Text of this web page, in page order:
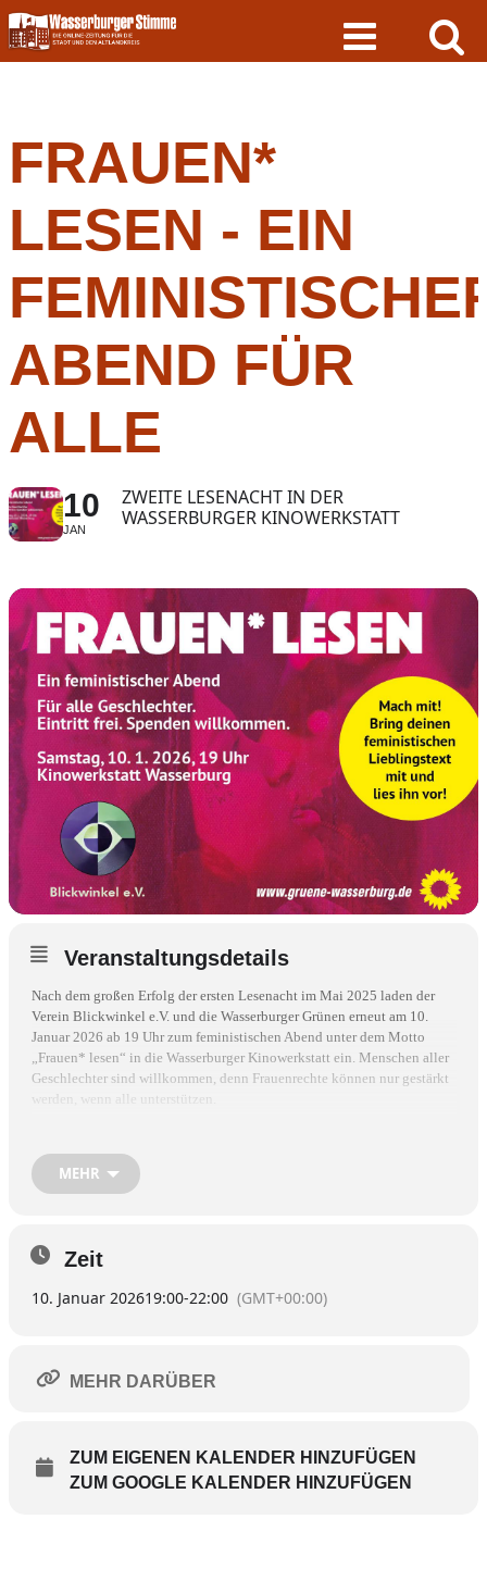
Skip
to
content
FRAUEN*
LESEN - EIN
ABEND FÜR
ALLE
10
JAN
ZWEITE LESENACHT IN DER
WASSERBURGER KINOWERKSTATT
Veranstaltungsdetails
Nach dem großen Erfolg der ersten Lesenacht im Mai 2025 laden der
Verein Blickwinkel e.V. und die Wasserburger Grünen erneut am 10.
Januar 2026 ab 19 Uhr zum feministischen Abend unter dem Motto
„Frauen* lesen“ in die Wasserburger Kinowerkstatt ein. Menschen aller
Geschlechter sind willkommen, denn Frauenrechte können nur gestärkt
werden, wenn alle unterstützen.
Texten, im Anschluss wird darüber diskutiert. Und auch Mitmachen ist
erlaubt! Auch das Publikum darf aus dem eigenen Lieblingstext oder
Lieblingsbuch vorlesen. Durch den Abend führt Stadträtin Steffi
Der Eintritt ist frei, Spenden sind willkommen.
Für Rückfragen wenden Sie sich an:
Tel. 0176-99562282
MEHR
Zeit
10. Januar 202619:00-22:00 (GMT+00:00)
MEHR DARÜBER
ZUM EIGENEN KALENDER HINZUFÜGEN
ZUM GOOGLE KALENDER HINZUFÜGEN